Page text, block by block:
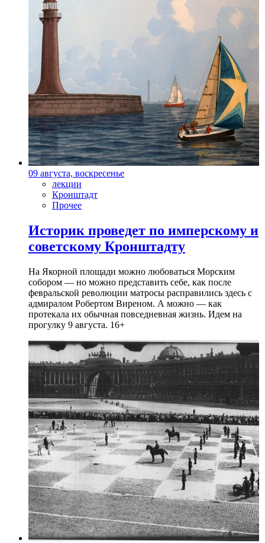
09 августа, воскресенье
лекции
Кронштадт
Прочее
Историк проведет по имперскому и
советскому Кронштадту
На Якорной площади можно любоваться Морским
собором — но можно представить себе, как после
февральской революции матросы расправились здесь с
адмиралом Робертом Виреном. А можно — как
протекала их обычная повседневная жизнь. Идем на
прогулку 9 августа. 16+